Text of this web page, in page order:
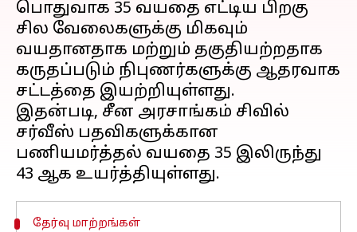
பொதுவாக 35 வயதை எட்டிய பிறகு
சில வேலைகளுக்கு மிகவும்
வயதானதாக மற்றும் தகுதியற்றதாக
கருதப்படும் நிபுணர்களுக்கு ஆதரவாக
சட்டத்தை இயற்றியுள்ளது.
இதன்படி, சீன அரசாங்கம் சிவில்
சர்வீஸ் பதவிகளுக்கான
பணியமர்த்தல் வயதை 35 இலிருந்து
தேர்வு மாற்றங்கள்